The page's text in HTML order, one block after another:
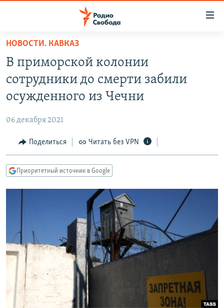
упрощенного
доступа
основному
Вернутся
Вернутся
ПОДКАСТЫ
АВТОРСКИЕ ПРОЕКТЫ
МНЕНИЯ
КУЛЬТУРА
КАВКАЗ.РЕАЛИИ
РАСПИСАНИЕ ВЕЩАНИЯ
ПОДПИШИТЕСЬ НА РАССЫЛКУ
СОЦИАЛЬНЫЕ СЕТИ
НОВОСТИ. КАВКАЗ
В приморской колонии
сотрудники до смерти забили
осужденного из Чечни
06 декабря 2021
Поделиться Читать без VPN
Приоритетный источник в Google